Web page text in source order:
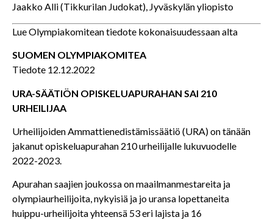
Jaakko Alli (Tikkurilan Judokat), Jyväskylän yliopisto
Lue Olympiakomitean tiedote kokonaisuudessaan alta
SUOMEN OLYMPIAKOMITEA
Tiedote 12.12.2022
URA-SÄÄTIÖN OPISKELUAPURAHAN SAI 210
URHEILIJAA
Urheilijoiden Ammattienedistämissäätiö (URA) on tänään
jakanut opiskeluapurahan 210 urheilijalle lukuvuodelle
2022-2023.
Apurahan saajien joukossa on maailmanmestareita ja
olympiaurheilijoita, nykyisiä ja jo uransa lopettaneita
huippu-urheilijoita yhteensä 53 eri lajista ja 16